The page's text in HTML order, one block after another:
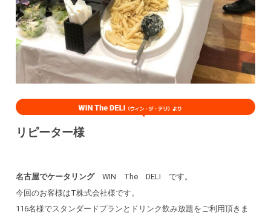
リピーター様
名古屋でケータリングWIN The DELI です。
今回のお客様はT株式会社様です。
116名様でスタンダードプランとドリンク飲み放題をご利用頂きま